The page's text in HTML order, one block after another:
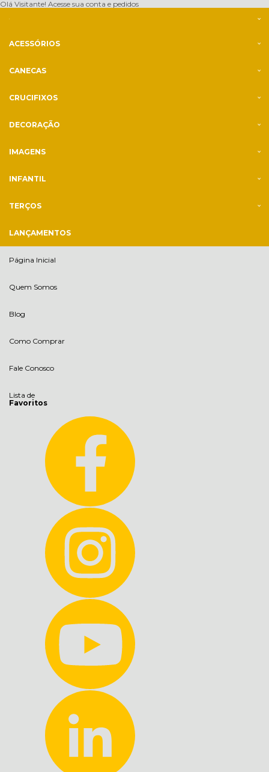
Olá Visitante! Acesse sua conta e pedidos
ACESSÓRIOS
CANECAS
CRUCIFIXOS
DECORAÇÃO
IMAGENS
INFANTIL
TERÇOS
LANÇAMENTOS
Página Inicial
Quem Somos
Blog
Como Comprar
Fale Conosco
Lista de
Favoritos